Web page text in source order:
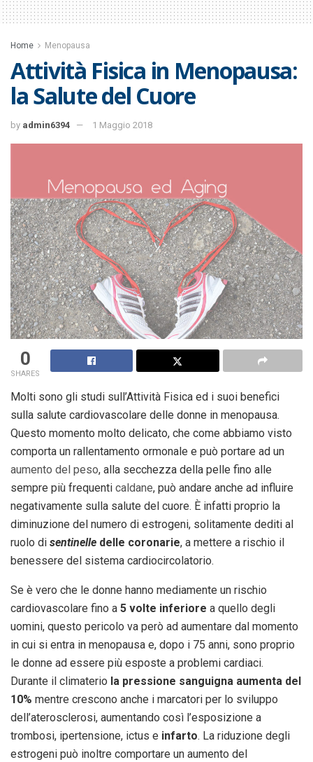
Home Menopausa
Attività Fisica in Menopausa:
la Salute del Cuore
by admin6394 1 Maggio 2018
0
SHARES
Molti sono gli studi sull’Attività Fisica ed i suoi benefici
sulla salute cardiovascolare delle donne in menopausa.
Questo momento molto delicato, che come abbiamo visto
comporta un rallentamento ormonale e può portare ad un
aumento del peso, alla secchezza della pelle fino alle
sempre più frequenti caldane, può andare anche ad influire
negativamente sulla salute del cuore. È infatti proprio la
diminuzione del numero di estrogeni, solitamente dediti al
ruolo di sentinelle delle coronarie, a mettere a rischio il
benessere del sistema cardiocircolatorio.
Se è vero che le donne hanno mediamente un rischio
cardiovascolare fino a 5 volte inferiore a quello degli
uomini, questo pericolo va però ad aumentare dal momento
in cui si entra in menopausa e, dopo i 75 anni, sono proprio
le donne ad essere più esposte a problemi cardiaci.
Durante il climaterio la pressione sanguigna aumenta del
10% mentre crescono anche i marcatori per lo sviluppo
dell’aterosclerosi, aumentando così l’esposizione a
trombosi, ipertensione, ictus e infarto. La riduzione degli
estrogeni può inoltre comportare un aumento del